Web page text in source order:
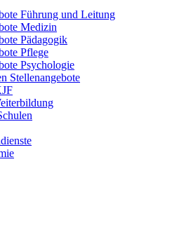
Führung und Leitung
Medizin
Pädagogik
Pflege
Psychologie
Stellenangebote